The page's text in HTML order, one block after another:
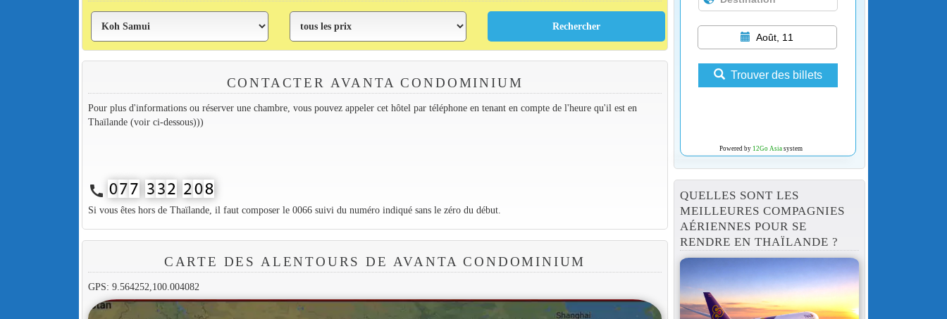
CONTACTER AVANTA CONDOMINIUM
Pour plus d'informations ou réserver une chambre, vous pouvez appeler cet hôtel par téléphone en tenant en compte de l'heure qu'il est en
Thaïlande (voir ci-dessous)))
call
Si vous êtes hors de Thaïlande, il faut composer le 0066 suivi du numéro indiqué sans le zéro du début.
CARTE DES ALENTOURS DE AVANTA CONDOMINIUM
GPS: 9.564252,100.004082
Août, 11
Trouver des billets
Powered by 12Go Asiasystem
QUELLES SONT LES
MEILLEURES COMPAGNIES
AÉRIENNES POUR SE
RENDRE EN THAÏLANDE ?